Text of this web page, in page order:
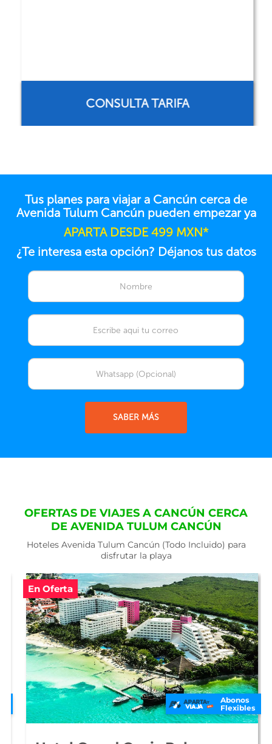
CONSULTA TARIFA
Tus planes para viajar a Cancún cerca de
Avenida Tulum Cancún pueden empezar ya
APARTA DESDE 499 MXN*
¿Te interesa esta opción? Déjanos tus datos
SABER MÁS
OFERTAS DE VIAJES A CANCÚN CERCA
DE AVENIDA TULUM CANCÚN
Hoteles Avenida Tulum Cancún (Todo Incluido) para
disfrutar la playa
En Oferta
Abonos
Flexibles